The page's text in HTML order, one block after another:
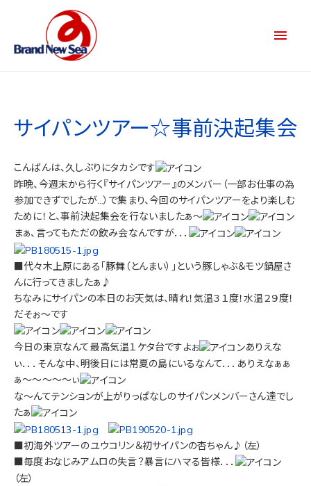
サイパンツアー☆事前決起集会
こんばんは、久しぶりにタカシです
昨晩、今週末から行く『サイパンツアー』のメンバー（一部お仕事の為
参加できずでしたが…）で集まり、今回のサイパンツアーをより楽しむ
ために！と、事前決起集会を行ないましたぁ～
まぁ、言ってもただの飲み会なんですが．．．
■代々木上原にある「豚舞（とんまい）」という豚しゃぶ＆モツ鍋屋さ
んに行ってきましたぁ♪
ちなみにサイパンの本日のお天気は、晴れ！気温３１度！水温２９度！
だそぉ～です
今日の東京なんて最高気温１ケタ台ですよぉ
ありえな
ぃ．．．そんな中、明後日には常夏の島にいるなんて．．．ありえなぁぁ
ぁ～～～～～ぃ
な～んてテンションが上がりっぱなしのサイパンメンバーさん達でし
たぁ
■初海外ツアーのユウコリン＆初サイパンの杏ちゃん♪（左）
■毎度おなじみアムロの失言？暴言にハマる皆様．．．
（左）